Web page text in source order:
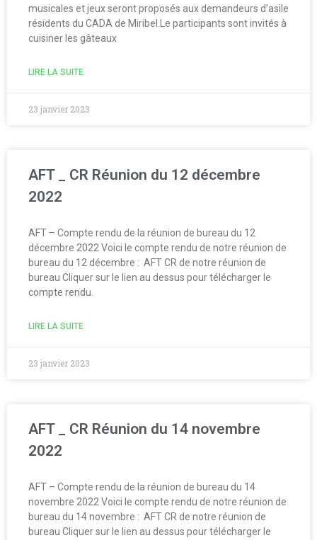
musicales et jeux seront proposés aux demandeurs d’asile
résidents du CADA de Miribel.Le participants sont invités à
cuisiner les gâteaux
LIRE LA SUITE
23 janvier 2023
AFT _ CR Réunion du 12 décembre
2022
AFT – Compte rendu de la réunion de bureau du 12
décembre 2022 Voici le compte rendu de notre réunion de
bureau du 12 décembre : AFT CR de notre réunion de
bureau Cliquer sur le lien au dessus pour télécharger le
compte rendu.
LIRE LA SUITE
23 janvier 2023
AFT _ CR Réunion du 14 novembre
2022
AFT – Compte rendu de la réunion de bureau du 14
novembre 2022 Voici le compte rendu de notre réunion de
bureau du 14 novembre : AFT CR de notre réunion de
bureau Cliquer sur le lien au dessus pour télécharger le